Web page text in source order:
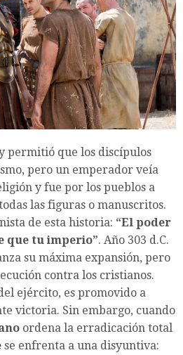
permitió que los discípulos
pero un emperador veía
y fue por los pueblos a
las figuras o manuscritos.
de esta historia: “El poder
que tu imperio”. Año 303 d.C.
su máxima expansión, pero
contra los cristianos.
ejército, es promovido a
victoria. Sin embargo, cuando
ordena la erradicación total
se enfrenta a una disyuntiva: